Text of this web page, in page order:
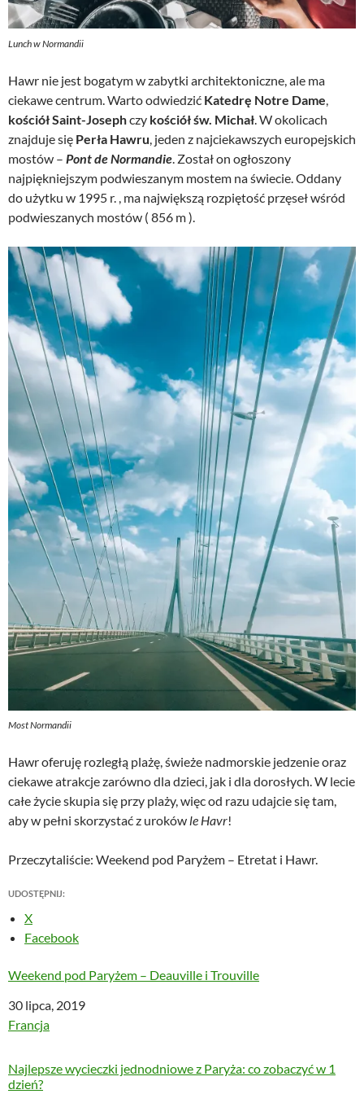
Lunch w Normandii
Hawr nie jest bogatym w zabytki architektoniczne, ale ma
ciekawe centrum. Warto odwiedzić Katedrę Notre Dame
kościół Saint-Josephczy kościół św. Michał . W okolicach
znajduje się Perła Hawru , jeden z najciekawszych europejskich
mostów – Pont de Normandie . Został on ogłoszony
najpiękniejszym podwieszanym mostem na świecie. Oddany
do użytku w 1995 r. , ma największą rozpiętość przęseł wśród
podwieszanych mostów ( 856 m ).
Most Normandii
Hawr oferuję rozległą plażę, świeże nadmorskie jedzenie oraz
ciekawe atrakcje zarówno dla dzieci, jak i dla dorosłych. W lecie
całe życie skupia się przy plaży, więc od razu udajcie się tam,
aby w pełni skorzystać z uroków le Havr!
Przeczytaliście: Weekend pod Paryżem – Etretat i Hawr.
UDOSTĘPNIJ:
X
Facebook
Weekend pod Paryżem – Deauville i Trouville
Data
30 lipca, 2019
W odniesieniu do
Francja
Najlepsze wycieczki jednodniowe z Paryża: co zobaczyć w 1
dzień?